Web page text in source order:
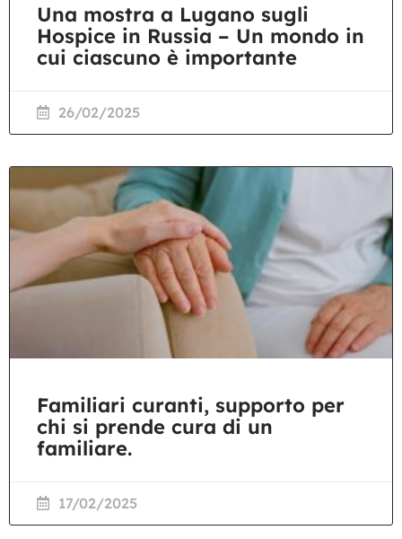
Una mostra a Lugano sugli
Hospice in Russia – Un mondo in
cui ciascuno è importante
26/02/2025
Familiari curanti, supporto per
chi si prende cura di un
familiare.
17/02/2025